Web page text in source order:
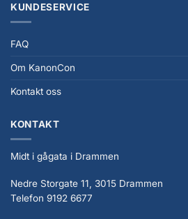
KUNDESERVICE
FAQ
Om KanonCon
Kontakt oss
KONTAKT
Midt i gågata i Drammen
Nedre Storgate 11, 3015 Drammen
Telefon 9192 6677